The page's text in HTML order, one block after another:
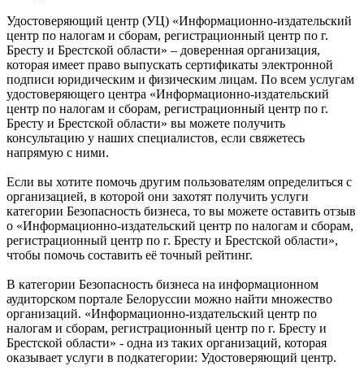
Удостоверяющий центр (УЦ) «Информационно-издательский
центр по налогам и сборам, регистрационный центр по г.
Бресту и Брестской области» – доверенная организация,
которая имеет право выпускать сертификаты электронной
подписи юридическим и физическим лицам. По всем услугам
удостоверяющего центра «Информационно-издательский
центр по налогам и сборам, регистрационный центр по г.
Бресту и Брестской области» вы можете получить
консультацию у наших специалистов, если свяжетесь
напрямую с ними.
Если вы хотите помочь другим пользователям определиться с
организацией, в которой они захотят получить услуги
категории Безопасность бизнеса, то вы можете оставить отзыв
о «Информационно-издательский центр по налогам и сборам,
регистрационный центр по г. Бресту и Брестской области»,
чтобы помочь составить её точный рейтинг.
В категории Безопасность бизнеса на информационном
аудиторском портале Белоруссии можно найти множество
организаций. «Информационно-издательский центр по
налогам и сборам, регистрационный центр по г. Бресту и
Брестской области» - одна из таких организаций, которая
оказывает услуги в подкатегории: Удостоверяющий центр.